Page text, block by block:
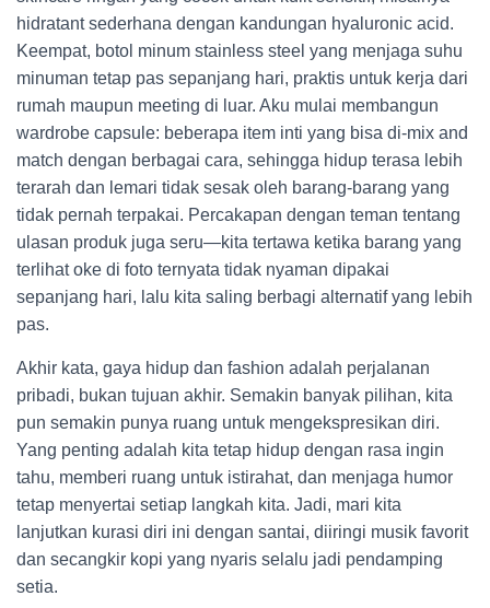
hidratant sederhana dengan kandungan hyaluronic acid.
Keempat, botol minum stainless steel yang menjaga suhu
minuman tetap pas sepanjang hari, praktis untuk kerja dari
rumah maupun meeting di luar. Aku mulai membangun
wardrobe capsule: beberapa item inti yang bisa di-mix and
match dengan berbagai cara, sehingga hidup terasa lebih
terarah dan lemari tidak sesak oleh barang-barang yang
tidak pernah terpakai. Percakapan dengan teman tentang
ulasan produk juga seru—kita tertawa ketika barang yang
terlihat oke di foto ternyata tidak nyaman dipakai
sepanjang hari, lalu kita saling berbagi alternatif yang lebih
pas.
Akhir kata, gaya hidup dan fashion adalah perjalanan
pribadi, bukan tujuan akhir. Semakin banyak pilihan, kita
pun semakin punya ruang untuk mengekspresikan diri.
Yang penting adalah kita tetap hidup dengan rasa ingin
tahu, memberi ruang untuk istirahat, dan menjaga humor
tetap menyertai setiap langkah kita. Jadi, mari kita
lanjutkan kurasi diri ini dengan santai, diiringi musik favorit
dan secangkir kopi yang nyaris selalu jadi pendamping
setia.